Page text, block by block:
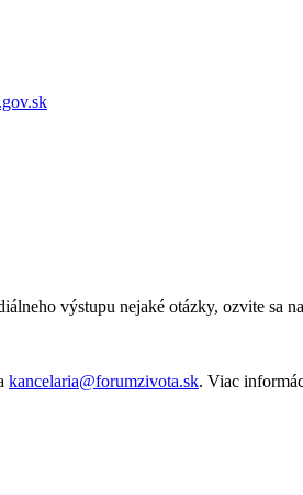
výstupu nejaké otázky, ozvite sa
kancelaria@forumzivota.sk. Viac